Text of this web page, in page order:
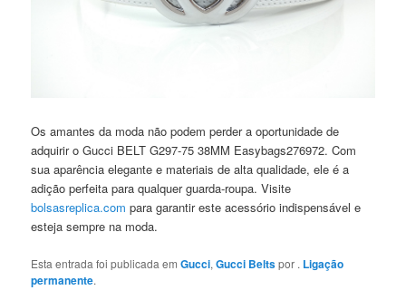
Os amantes da moda não podem perder a oportunidade de
adquirir o Gucci BELT G297-75 38MM Easybags276972. Com
sua aparência elegante e materiais de alta qualidade, ele é a
adição perfeita para qualquer guarda-roupa. Visite
bolsasreplica.com para garantir este acessório indispensável e
esteja sempre na moda.
Esta entrada foi publicada emGucci,Gucci Beltspor . Ligação
permanente.